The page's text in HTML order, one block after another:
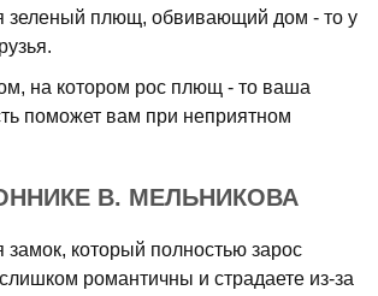
зеленый плющ, обвивающий дом - то у
на котором рос плющ - то ваша
поможет вам при неприятном
В. МЕЛЬНИКОВА
замок, который полностью зарос
романтичны и страдаете из-за